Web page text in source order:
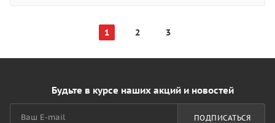
1 2 3
Будьте в курсе наших акций и новостей
ПОДПИСАТЬСЯ